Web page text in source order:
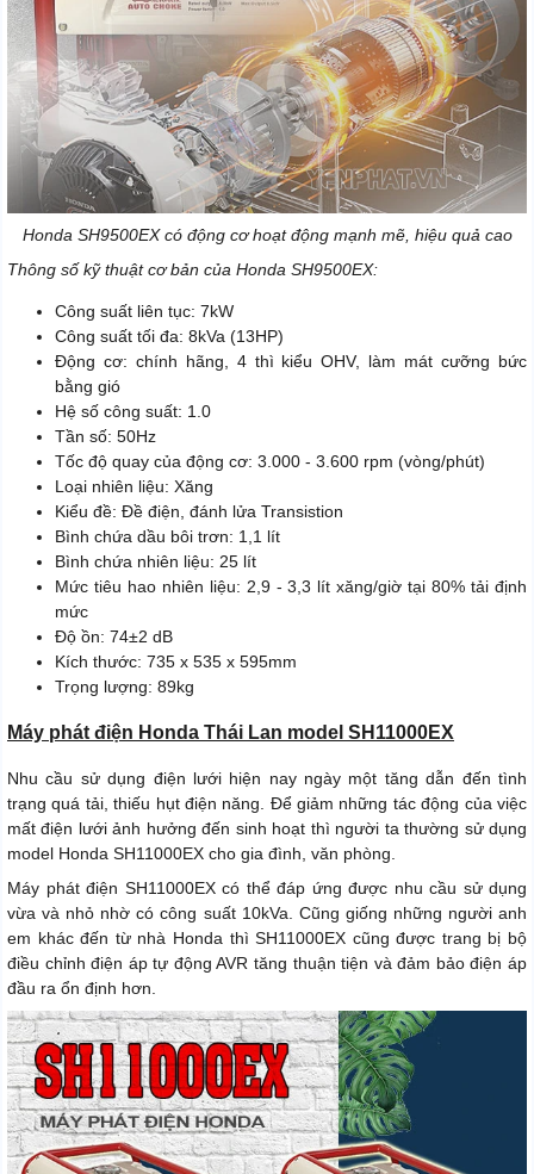
Honda SH9500EX có động cơ hoạt động mạnh mẽ, hiệu quả cao
Thông số kỹ thuật cơ bản của Honda SH9500EX:
Công suất liên tục: 7kW
Công suất tối đa: 8kVa (13HP)
Động cơ: chính hãng, 4 thì kiểu OHV, làm mát cưỡng bức
bằng gió
Hệ số công suất: 1.0
Tần số: 50Hz
Tốc độ quay của động cơ: 3.000 - 3.600 rpm (vòng/phút)
Loại nhiên liệu: Xăng
Kiểu đề: Đề điện, đánh lửa Transistion
Bình chứa dầu bôi trơn: 1,1 lít
Bình chứa nhiên liệu: 25 lít
Mức tiêu hao nhiên liệu: 2,9 - 3,3 lít xăng/giờ tại 80% tải định
mức
Độ ồn: 74±2 dB
Kích thước: 735 x 535 x 595mm
Trọng lượng: 89kg
Máy phát điện Honda Thái Lan model SH11000EX
Nhu cầu sử dụng điện lưới hiện nay ngày một tăng dẫn đến tình
trạng quá tải, thiếu hụt điện năng. Để giảm những tác động của việc
mất điện lưới ảnh hưởng đến sinh hoạt thì người ta thường sử dụng
model Honda SH11000EX cho gia đình, văn phòng.
Máy phát điện SH11000EX có thể đáp ứng được nhu cầu sử dụng
vừa và nhỏ nhờ có công suất 10kVa. Cũng giống những người anh
em khác đến từ nhà Honda thì SH11000EX cũng được trang bị bộ
điều chỉnh điện áp tự động AVR tăng thuận tiện và đảm bảo điện áp
đầu ra ổn định hơn.